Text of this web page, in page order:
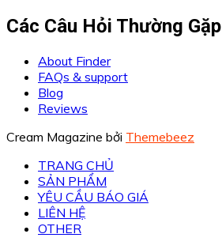
Các Câu Hỏi Thường Gặp
About Finder
FAQs & support
Blog
Reviews
Cream Magazine bởi Themebeez
TRANG CHỦ
SẢN PHẨM
YÊU CẦU BÁO GIÁ
LIÊN HỆ
OTHER